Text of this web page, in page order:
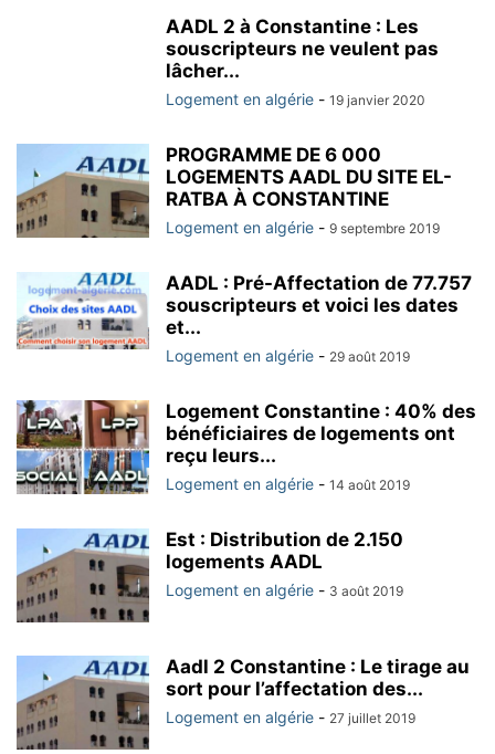
AADL 2 à Constantine : Les
souscripteurs ne veulent pas
lâcher...
Logement en algérie - 19 janvier 2020
PROGRAMME DE 6 000
LOGEMENTS AADL DU SITE EL-
RATBA À CONSTANTINE
Logement en algérie - 9 septembre 2019
AADL : Pré-Affectation de 77.757
souscripteurs et voici les dates
et...
Logement en algérie - 29 août 2019
Logement Constantine : 40% des
bénéficiaires de logements ont
reçu leurs...
Logement en algérie - 14 août 2019
Est : Distribution de 2.150
logements AADL
Logement en algérie - 3 août 2019
Aadl 2 Constantine : Le tirage au
sort pour l’affectation des...
Logement en algérie - 27 juillet 2019